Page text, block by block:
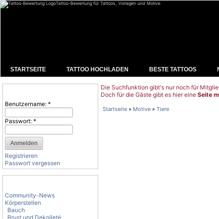
Tattoo-Bewertung für Tattoos, Vorlagen und Motive
STARTSEITE TATTOO HOCHLADEN BESTE TATTOOS
Benutzername: *
Passwort: *
Registrieren
Passwort vergessen
Community-News
Körperstellen
Bauch
Brust und Dekolleté
Die Suchfunktion gibt's nur noch für
Doch für die Gäste gibt es hier eine Seite
Startseite » Motive » Tiere